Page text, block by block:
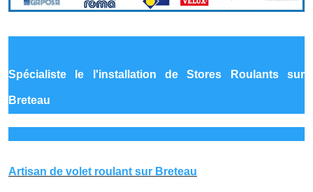
Spécialiste le l'installation de Stores Roulants sur
Breteau
Artisan de volet roulant sur Breteau